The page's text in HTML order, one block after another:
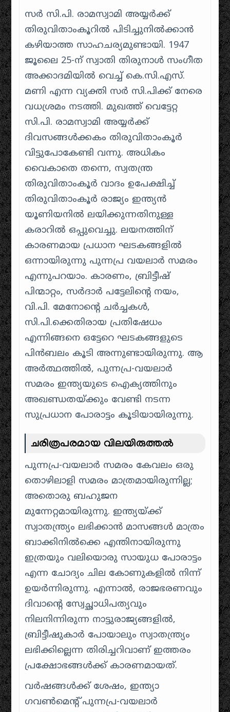
സർ സി.പി. രാമസ്വാമി അയ്യർക്ക്
തിരുവിതാംകൂറിൽ പിടിച്ചുനിൽക്കാൻ
കഴിയാത്ത സാഹചര്യമുണ്ടായി. 1947
ജൂലൈ 25-ന് സ്വാതി തിരുനാൾ സംഗീത
അക്കാദമിയിൽ വെച്ച് കെ.സി.എസ്.
മണി എന്ന വ്യക്തി സർ സി.പിക്ക് നേരെ
വധശ്രമം നടത്തി. മുഖത്ത് വെട്ടേറ്റ
സി.പി. രാമസ്വാമി അയ്യർക്ക്
ദിവസങ്ങൾക്കകം തിരുവിതാംകൂർ
വിട്ടുപോകേണ്ടി വന്നു. അധികം
വൈകാതെ തന്നെ, സ്വതന്ത്ര
തിരുവിതാംകൂർ വാദം ഉപേക്ഷിച്ച്
തിരുവിതാംകൂർ രാജ്യം ഇന്ത്യൻ
യൂണിയനിൽ ലയിക്കുന്നതിനുള്ള
കരാറിൽ ഒപ്പുവെച്ചു. ലയനത്തിന്
കാരണമായ പ്രധാന ഘടകങ്ങളിൽ
ഒന്നായിരുന്നു പുന്നപ്ര വയലാർ സമരം
എന്നുപറയാം. കാരണം, ബ്രിട്ടീഷ്
പിന്മാറ്റം, സർദാർ പട്ടേലിന്റെ നയം,
വി.പി. മേനോന്റെ ചർച്ചകൾ,
സി.പി.ക്കെതിരായ പ്രതിഷേധം
എന്നിങ്ങനെ ഒട്ടേറെ ഘടകങ്ങളുടെ
പിൻബലം കൂടി അന്നുണ്ടായിരുന്നു. ആ
അർത്ഥത്തിൽ, പുന്നപ്ര-വയലാർ
സമരം ഇന്ത്യയുടെ ഐക്യത്തിനും
അഖണ്ഡതയ്ക്കും വേണ്ടി നടന്ന
സുപ്രധാന പോരാട്ടം കൂടിയായിരുന്നു.
ചരിത്രപരമായ വിലയിരുത്തൽ
പുന്നപ്ര-വയലാർ സമരം കേവലം ഒരു
തൊഴിലാളി സമരം മാത്രമായിരുന്നില്ല;
അതൊരു ബഹുജന
മുന്നേറ്റമായിരുന്നു. ഇന്ത്യയ്ക്ക്
സ്വാതന്ത്ര്യം ലഭിക്കാൻ മാസങ്ങൾ മാത്രം
ബാക്കിനിൽക്കെ എന്തിനായിരുന്നു
ഇത്രയും വലിയൊരു സായുധ പോരാട്ടം
എന്ന ചോദ്യം ചില കോണുകളിൽ നിന്ന്
ഉയർന്നിരുന്നു. എന്നാൽ, രാജഭരണവും
ദിവാന്റെ സ്വേച്ഛാധിപത്യവും
നിലനിന്നിരുന്ന നാട്ടുരാജ്യങ്ങളിൽ,
ബ്രിട്ടീഷുകാർ പോയാലും സ്വാതന്ത്ര്യം
ലഭിക്കില്ലെന്ന തിരിച്ചറിവാണ് ഇത്തരം
പ്രക്ഷോഭങ്ങൾക്ക് കാരണമായത്.
വർഷങ്ങൾക്ക് ശേഷം, ഇന്ത്യാ
ഗവൺമെന്റ് പുന്നപ്ര-വയലാർ